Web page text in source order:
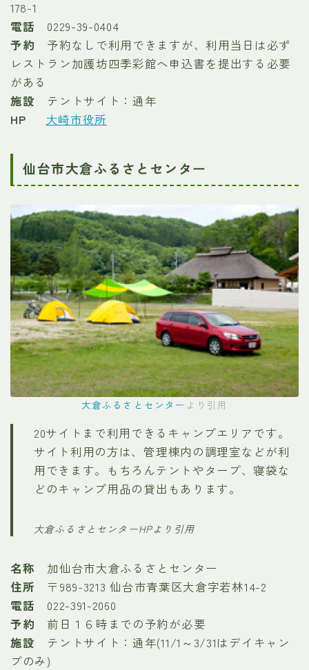
178-1
電話 0229-39-0404
予約 予約なしで利用できますが、利用当日は必ず
レストラン加護坊四季彩館へ申込書を提出する必要
がある
施設 テントサイト：通年
HP
大崎市役所
仙台市大倉ふるさとセンター
大倉ふるさとセンター より引用
20サイトまで利用できるキャンプエリアです。
サイト利用の方は、管理棟内の調理室などが利
用できます。もちろんテントやタープ、寝袋な
どのキャンプ用品の貸出もあります。
大倉ふるさとセンターHPより引用
名称 加仙台市大倉ふるさとセンター
住所 〒989-3213 仙台市青葉区大倉字若林14-2
電話 022-391-2060
予約 前日１６時までの予約が必要
施設 テントサイト：通年(11/1～3/31はデイキャン
プのみ)